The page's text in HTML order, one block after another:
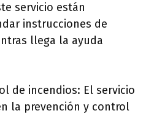
servicio están
instrucciones de
llega la ayuda
de incendios: El servicio
la prevención y control